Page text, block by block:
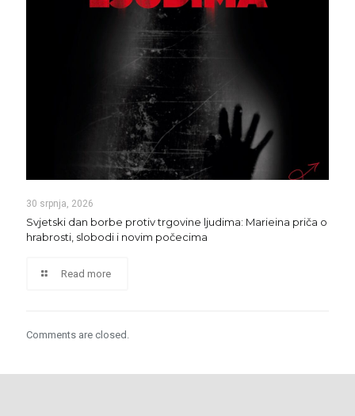
30 srpnja, 2026
Svjetski dan borbe protiv trgovine ljudima: Marieina priča o
hrabrosti, slobodi i novim počecima
Read more
Comments are closed.